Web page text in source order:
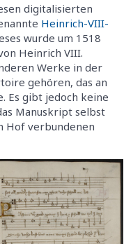
digitalisierten
Heinrich-VIII-
wurde um 1518
Heinrich VIII.
Werke in der
gehören, das an
Es gibt jedoch keine
Manuskript selbst
Hof ​​verbundenen